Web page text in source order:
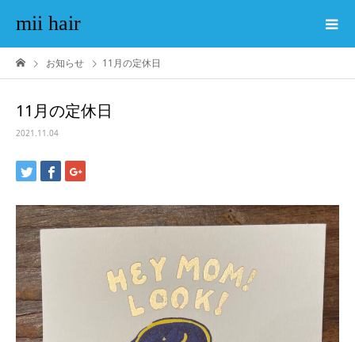
mii hair
お知らせ 11月の定休日
11月の定休日
2021.11.04